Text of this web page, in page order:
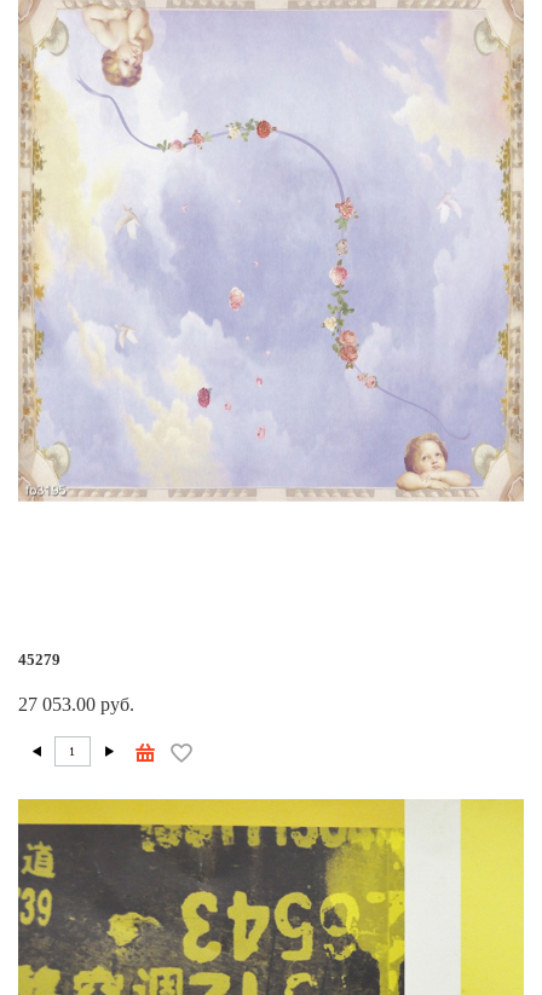
45279
27 053.00 руб.